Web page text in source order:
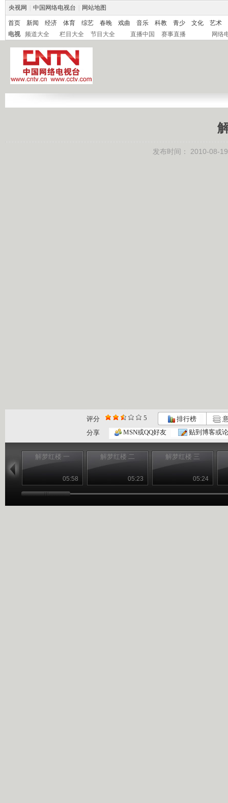
央视网 中国网络电视台 网站地图
首页 新闻 经济 体育 综艺 春晚 戏曲 音乐 科教 青少 文化
艺术
电视
频道大全 栏目大全 节目大全 直播中国 赛事直播 网络
发布时间： 2010-08-
评分 5 排行榜
分享
MSN或QQ好友 贴到博客或
解梦红楼 一
05:58
解梦红楼 二
05:23
解梦红楼 三
05:24